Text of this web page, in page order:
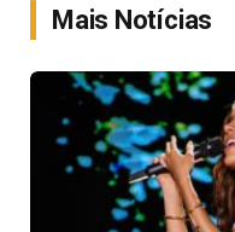
Mais Notícias